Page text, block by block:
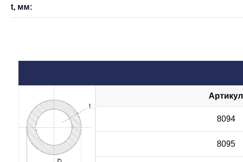
t, мм:
Артикул
8094
8095